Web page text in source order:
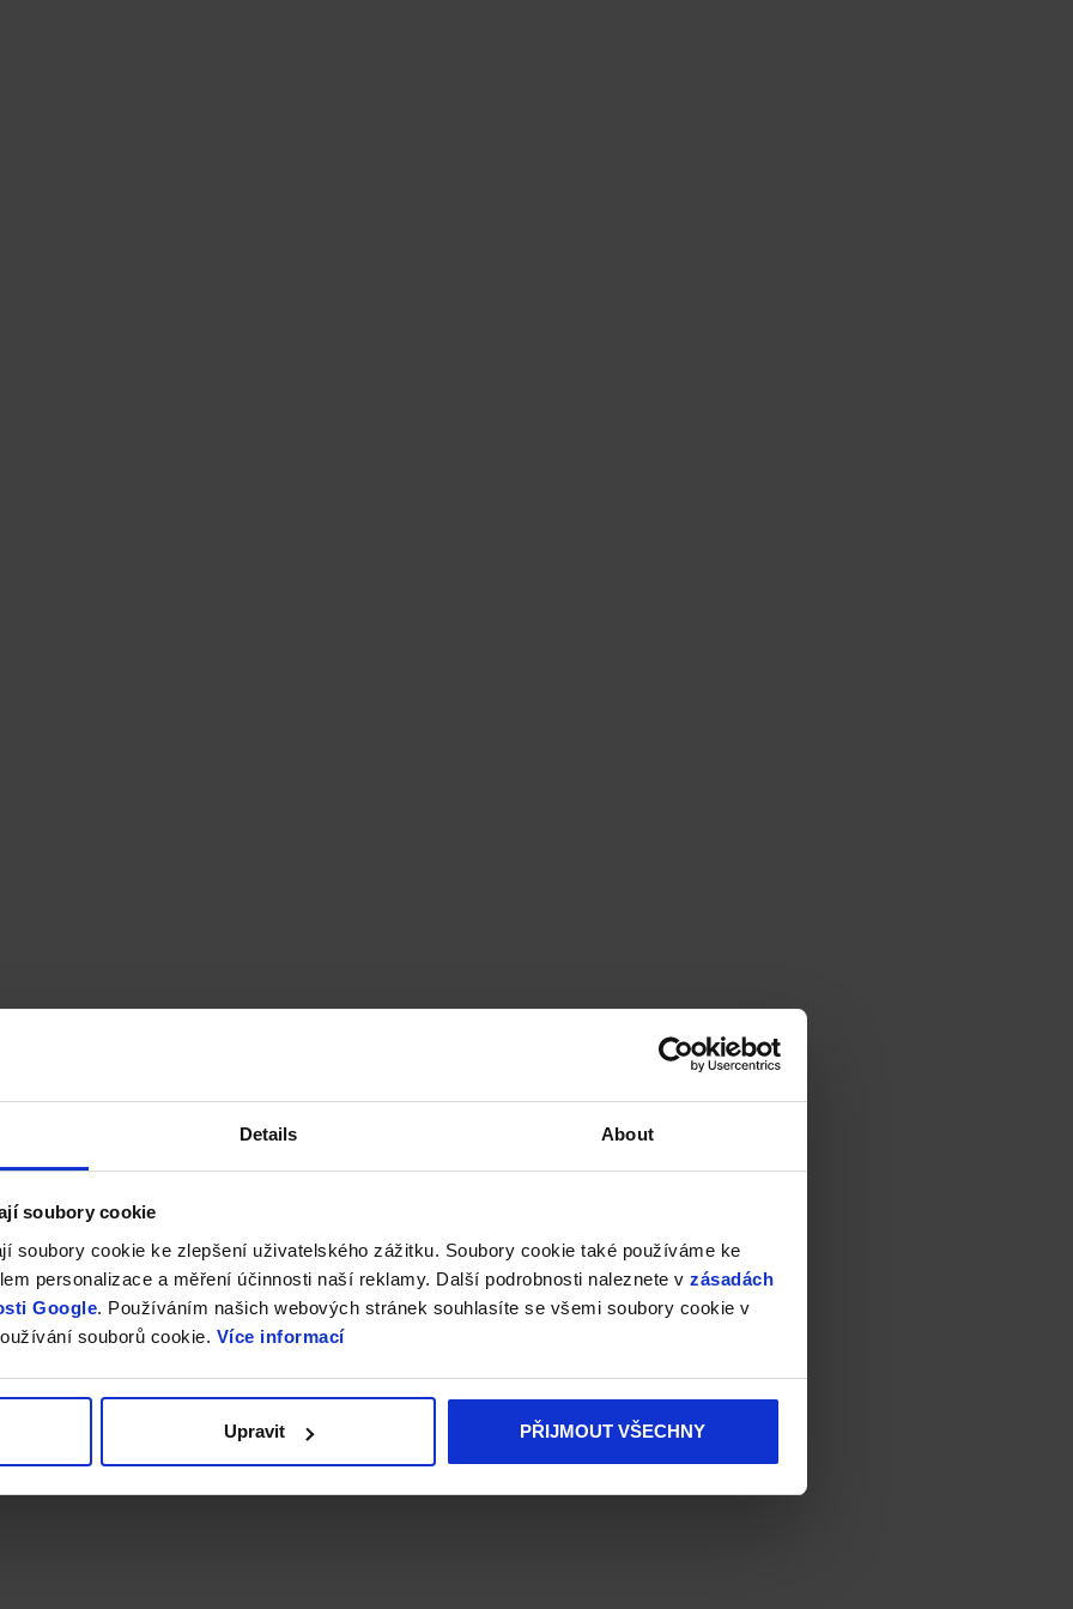
Details About
soubory cookie
soubory cookie ke zlepšení uživatelského zážitku. Soubory cookie také používáme ke
personalizace a měření účinnosti naší reklamy. Další podrobnosti naleznete v zásadách
Google. Používáním našich webových stránek souhlasíte se všemi soubory cookie v
souborů cookie. Více informací
Upravit PŘIJMOUT VŠECHNY